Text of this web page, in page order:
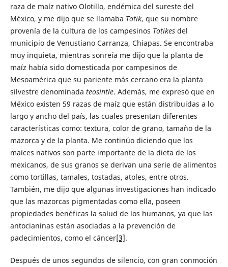
raza de maíz nativo Olotillo, endémica del sureste del
México, y me dijo que se llamaba Totik, que su nombre
provenía de la cultura de los campesinos Totikesdel
municipio de Venustiano Carranza, Chiapas. Se encontraba
muy inquieta, mientras sonreía me dijo que la planta de
maíz había sido domesticada por campesinos de
Mesoamérica que su pariente más cercano era la planta
silvestre denominada teosintle. Además, me expresó que en
México existen 59 razas de maíz que están distribuidas a lo
largo y ancho del país, las cuales presentan diferentes
características como: textura, color de grano, tamaño de la
mazorca y de la planta. Me continúo diciendo que los
maíces nativos son parte importante de la dieta de los
mexicanos, de sus granos se derivan una serie de alimentos
como tortillas, tamales, tostadas, atoles, entre otros.
También, me dijo que algunas investigaciones han indicado
que las mazorcas pigmentadas como ella, poseen
propiedades benéficas la salud de los humanos, ya que las
antocianinas están asociadas a la prevención de
padecimientos, como el cáncer[3].
Después de unos segundos de silencio, con gran conmoción